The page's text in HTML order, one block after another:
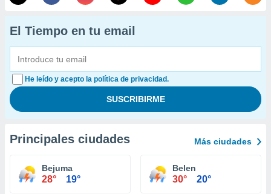
El Tiempo en tu email
He leído y acepto la política de privacidad.
Principales ciudades Más ciudades
Bejuma
28° 19°
Belen
30° 20°